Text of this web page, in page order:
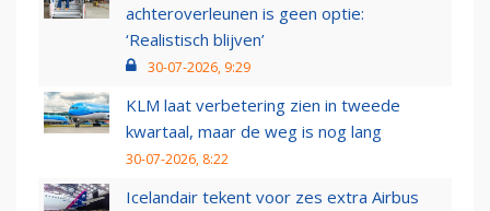
achteroverleunen is geen optie:
‘Realistisch blijven’
30-07-2026, 9:29
KLM laat verbetering zien in tweede
kwartaal, maar de weg is nog lang
30-07-2026, 8:22
Icelandair tekent voor zes extra Airbus